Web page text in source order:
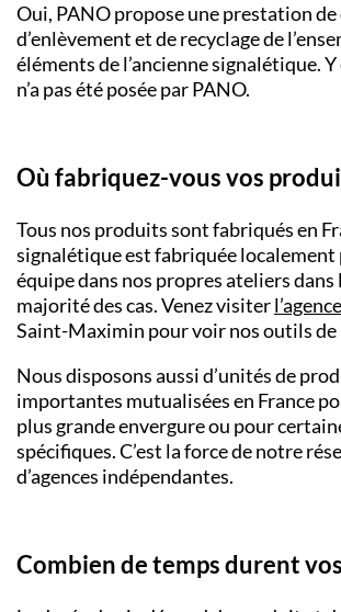
Oui, PANO propose une prestation
d’enlèvement et de recyclage de
éléments de l’ancienne signalétique.
n’a pas été posée par PANO.
Où fabriquez-vous vos
Tous nos produits sont fabriqués en
signalétique est fabriquée localement
équipe dans nos propres ateliers dans
majorité des cas. Venez visiter
Saint-Maximin pour voir nos outils
Nous disposons aussi d’unités de
importantes mutualisées en France
plus grande envergure ou pour
spécifiques. C’est la force de notre
d’agences indépendantes.
Combien de temps durent